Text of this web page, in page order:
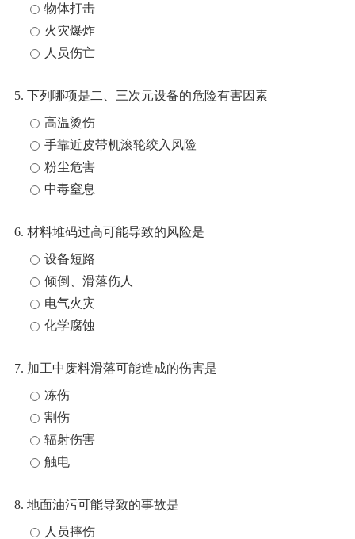
物体打击
火灾爆炸
人员伤亡
5. 下列哪项是二、三次元设备的危险有害因素
高温烫伤
手靠近皮带机滚轮绞入风险
粉尘危害
中毒窒息
6. 材料堆码过高可能导致的风险是
设备短路
倾倒、滑落伤人
电气火灾
化学腐蚀
7. 加工中废料滑落可能造成的伤害是
冻伤
割伤
辐射伤害
触电
8. 地面油污可能导致的事故是
人员摔伤